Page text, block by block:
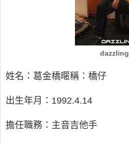
dazzling
姓名：葛金橋暱稱：橋仔
出生年月：1992.4.14
擔任職務：主音吉他手